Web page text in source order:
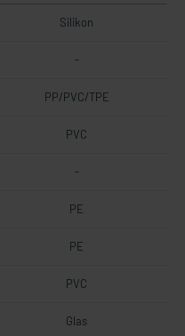
Silikon
-
PP/PVC/TPE
PVC
-
PE
PE
PVC
Glas